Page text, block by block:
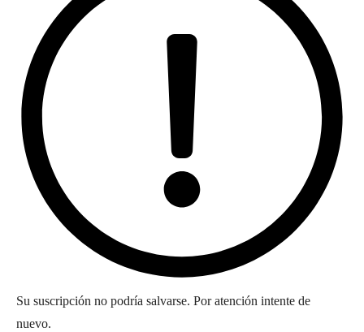
Su suscripción no podría salvarse. Por atención intente de
nuevo.